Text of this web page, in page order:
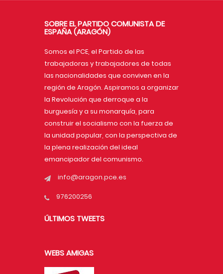
SOBRE EL PARTIDO COMUNISTA DE
ESPAÑA (ARAGÓN)
Somos el PCE, el Partido de las
trabajadoras y trabajadores de todas
las nacionalidades que conviven en la
región de Aragón. Aspiramos a organizar
la Revolución que derroque a la
burguesía y a su monarquía, para
construir el socialismo con la fuerza de
la unidad popular, con la perspectiva de
la plena realización del ideal
emancipador del comunismo.
info@aragon.pce.es
976200256
ÚLTIMOS TWEETS
WEBS AMIGAS